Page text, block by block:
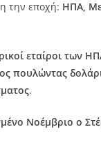
την εποχή: ΗΠΑ,
εταίροι των
πουλώντας
.
Νοέμβριο ο